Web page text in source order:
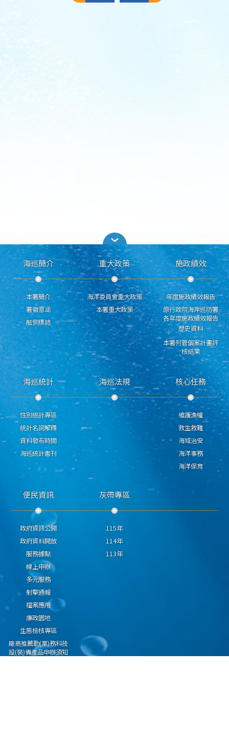
海巡簡介
本署簡介
署徽意涵
舷側標誌
重大政策
海洋委員會重大政策
本署重大政策
施政績效
年度施政績效報告
原行政院海岸巡防署
各年度施政績效報告
歷史資料
本署列管個案計畫評
核結果
海巡統計
性別統計專區
統計名詞解釋
資料發布時間
海巡統計書刊
海巡法規 核心任務
維護漁權
救生救難
海域治安
海洋事務
海洋保育
便民資訊
政府資訊公開
政府資料開放
服務據點
線上申辦
多元服務
射擊通報
檔案應用
廉政園地
生態檢核專區
廠商推薦勤(業)務科技
設(裝)備產品申辦須知
灰帶專區
115年
114年
113年